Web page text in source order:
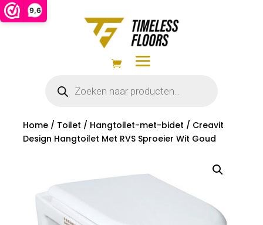
9,6
zoeken
Home/ Toilet / Hangtoilet-met-bidet / Creavit
Design Hangtoilet Met RVS Sproeier Wit Goud